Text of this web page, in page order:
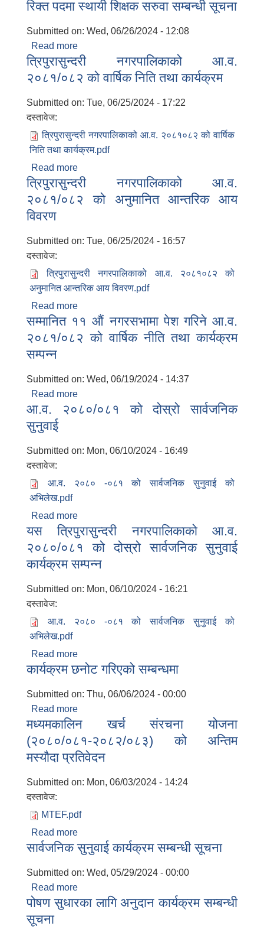
सूचना
रिक्त पदमा स्थायी शिक्षक सरुवा सम्बन्धी सूचना
Submitted on: Wed, 06/26/2024 - 12:08
Read more
सूचना
त्रिपुरासुन्दरी नगरपालिकाको आ.व.
२०८१/०८२ को वार्षिक निति तथा कार्यक्रम
Submitted on: Tue, 06/25/2024 - 17:22
दस्तावेज:
त्रिपुरासुन्दरी नगरपालिकाको आ.व. २०८१०८२ को वार्षिक
निति तथा कार्यक्रम.pdf
Read more
२०८१/०८२ को वार्षिक निति तथा कार्यक्रम
त्रिपुरासुन्दरी नगरपालिकाको आ.व.
२०८१/०८२ को अनुमानित आन्तरिक आय
विवरण
Submitted on: Tue, 06/25/2024 - 16:57
दस्तावेज:
त्रिपुरासुन्दरी नगरपालिकाको आ.व. २०८१०८२ को
अनुमानित आन्तरिक आय विवरण.pdf
Read more
२०८१/०८२ को अनुमानित आन्तरिक आय विवरण
सम्मानित ११ औं नगरसभामा पेश गरिने आ.व.
२०८१/०८२ को वार्षिक नीति तथा कार्यक्रम
सम्पन्न
Submitted on: Wed, 06/19/2024 - 14:37
Read more
२०८१/०८२ को वार्षिक नीति तथा कार्यक्रम सम्पन्न
आ.व. २०८०/०८१ को दोस्रो सार्वजनिक
सुनुवाई
Submitted on: Mon, 06/10/2024 - 16:49
दस्तावेज:
आ.व. २०८० -०८१ को सार्वजनिक सुनुवाई को
अभिलेख.pdf
Read more
सुनुवाई
यस त्रिपुरासुन्दरी नगरपालिकाको आ.व.
२०८०/०८१ को दोस्रो सार्वजनिक सुनुवाई
कार्यक्रम सम्पन्न
Submitted on: Mon, 06/10/2024 - 16:21
दस्तावेज:
आ.व. २०८० -०८१ को सार्वजनिक सुनुवाई को
अभिलेख.pdf
Read more
२०८०/०८१ को दोस्रो सार्वजनिक सुनुवाई कार्यक्रम
कार्यक्रम छनोट गरिएको सम्बन्धमा
Submitted on: Thu, 06/06/2024 - 00:00
Read more
मध्यमकालिन खर्च संरचना योजना
(२०८०/०८१-२०८२/०८३) को अन्तिम
मस्यौदा प्रतिवेदन
Submitted on: Mon, 06/03/2024 - 14:24
दस्तावेज:
MTEF.pdf
Read more
(२०८०/०८१-२०८२/०८३) को अन्तिम मस्यौदा
सार्वजनिक सुनुवाई कार्यक्रम सम्बन्धी सूचना
Submitted on: Wed, 05/29/2024 - 00:00
Read more
पोषण सुधारका लागि अनुदान कार्यक्रम सम्बन्धी
सूचना